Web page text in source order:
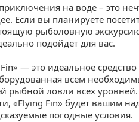
на воде – это
Если вы планируете
рыболовную
подойдет для вас.
— это идеальное
всем
рыбной ловли всех уровней.
«Flying Fin» будет вашим
погодные условия.